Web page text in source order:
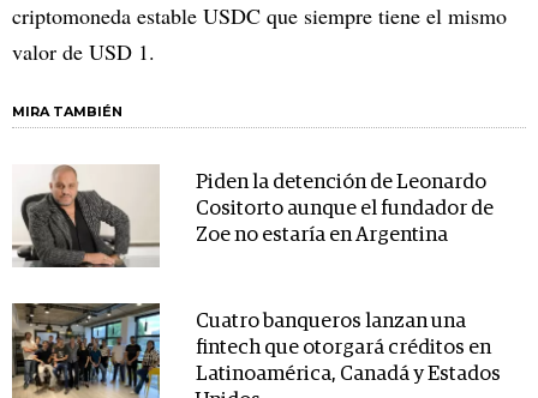
criptomoneda estable USDC que siempre tiene el mismo
valor de USD 1.
MIRA TAMBIÉN
Piden la detención de Leonardo
Cositorto aunque el fundador de
Zoe no estaría en Argentina
Cuatro banqueros lanzan una
fintech que otorgará créditos en
Latinoamérica, Canadá y Estados